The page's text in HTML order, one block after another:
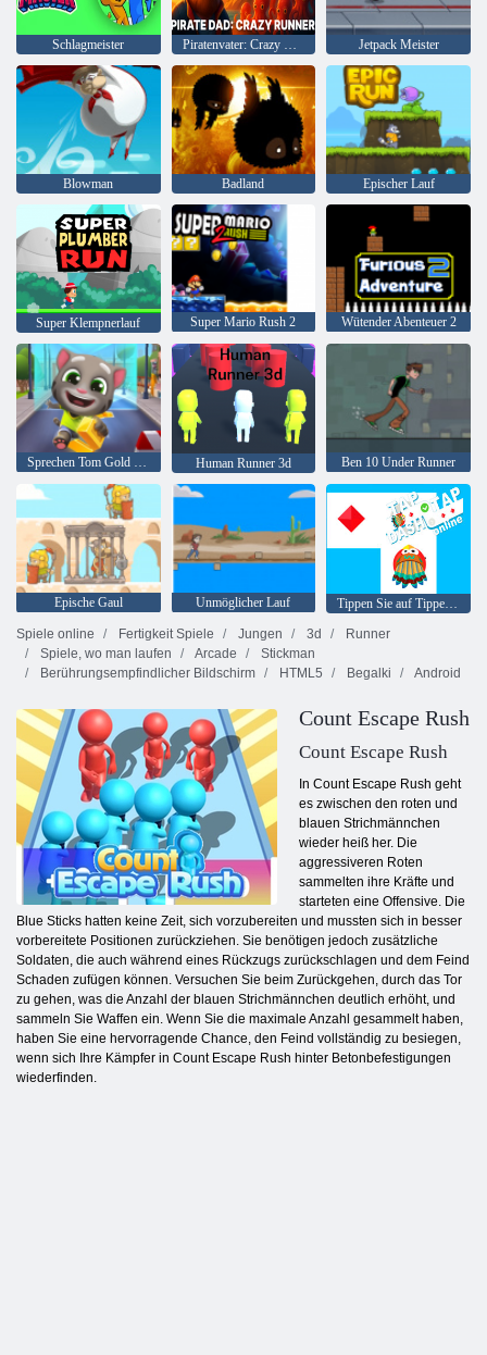
Schlagmeister Piratenvater: Crazy Runner Jetpack Meister
Blowman Badland Epischer Lauf
Super Klempnerlauf Super Mario Rush 2 Wütender Abenteuer 2
Sprechen Tom Gold Online laufen Human Runner 3d Ben 10 Under Runner
Epische Gaul Unmöglicher Lauf
Tippen Sie auf Tippen Sie auf Dash Online
Spiele online
Fertigkeit Spiele Jungen 3d
Runner
Spiele, wo man laufen
Arcade
Stickman
Berührungsempfindlicher Bildschirm
HTML5 Begalki Android
Count Escape Rush
Count Escape Rush
In Count Escape Rush geht
es zwischen den roten und
blauen Strichmännchen
wieder heiß her. Die
aggressiveren Roten
sammelten ihre Kräfte und
starteten eine Offensive. Die
Blue Sticks hatten keine Zeit, sich vorzubereiten und mussten sich in besser
vorbereitete Positionen zurückziehen. Sie benötigen jedoch zusätzliche
Soldaten, die auch während eines Rückzugs zurückschlagen und dem Feind
Schaden zufügen können. Versuchen Sie beim Zurückgehen, durch das Tor
zu gehen, was die Anzahl der blauen Strichmännchen deutlich erhöht, und
sammeln Sie Waffen ein. Wenn Sie die maximale Anzahl gesammelt haben,
haben Sie eine hervorragende Chance, den Feind vollständig zu besiegen,
wenn sich Ihre Kämpfer in Count Escape Rush hinter Betonbefestigungen
wiederfinden.